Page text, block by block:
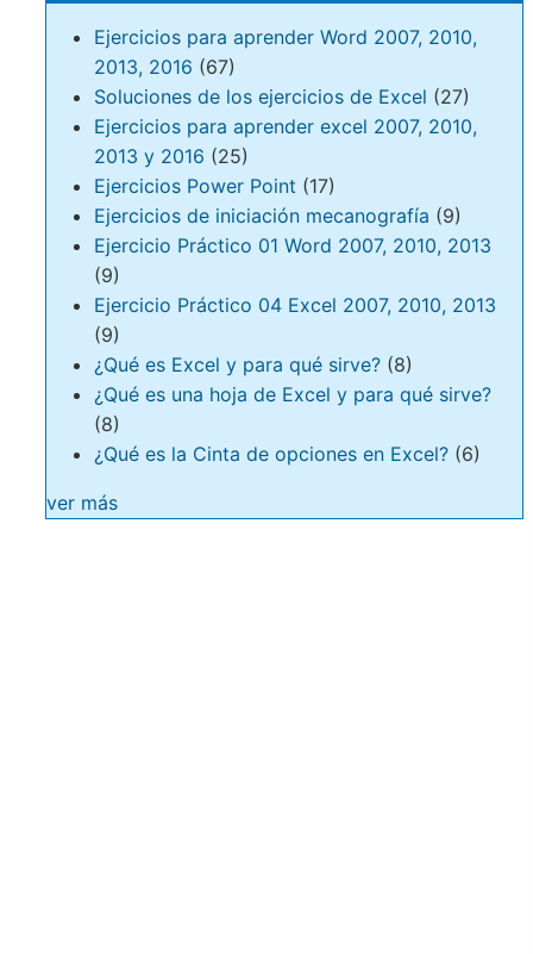
Ejercicios para aprender Word 2007, 2010,
2013, 2016 (67)
Soluciones de los ejercicios de Excel (27)
Ejercicios para aprender excel 2007, 2010,
2013 y 2016 (25)
Ejercicios Power Point (17)
Ejercicios de iniciación mecanografía (9)
Ejercicio Práctico 01 Word 2007, 2010, 2013
(9)
Ejercicio Práctico 04 Excel 2007, 2010, 2013
(9)
¿Qué es Excel y para qué sirve? (8)
¿Qué es una hoja de Excel y para qué sirve?
(8)
¿Qué es la Cinta de opciones en Excel? (6)
ver más